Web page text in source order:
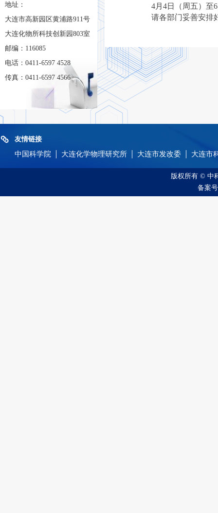
地址：
大连市高新园区黄浦路911号
大连化物所科技创新园803室
邮编：116085
电话：0411-6597 4528
传真：0411-6597 4566
4月4日（周五）至6
请各部门妥善安排
友情链接
中国科学院 大连化学物理研究所 大连市发改委 大连市
版权所有 © 中
备案